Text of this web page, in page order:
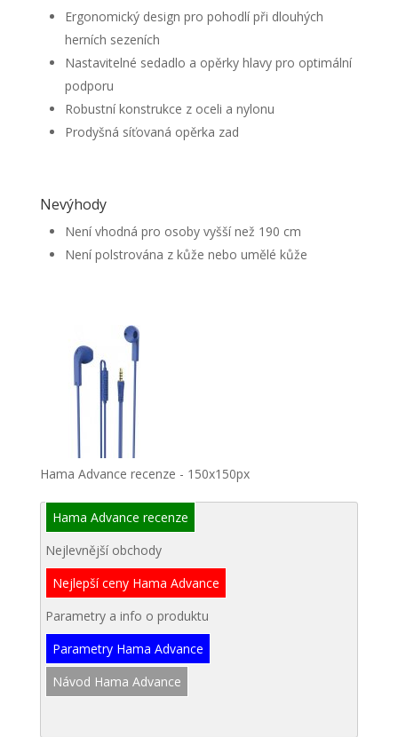
Ergonomický design pro pohodlí při dlouhých
herních sezeních
Nastavitelné sedadlo a opěrky hlavy pro optimální
podporu
Robustní konstrukce z oceli a nylonu
Prodyšná síťovaná opěrka zad
Nevýhody
Není vhodná pro osoby vyšší než 190 cm
Není polstrována z kůže nebo umělé kůže
Hama Advance recenze - 150x150px
Hama Advance recenze
Nejlevnější obchody
Nejlepší ceny Hama Advance
Parametry a info o produktu
Parametry Hama Advance
Návod Hama Advance